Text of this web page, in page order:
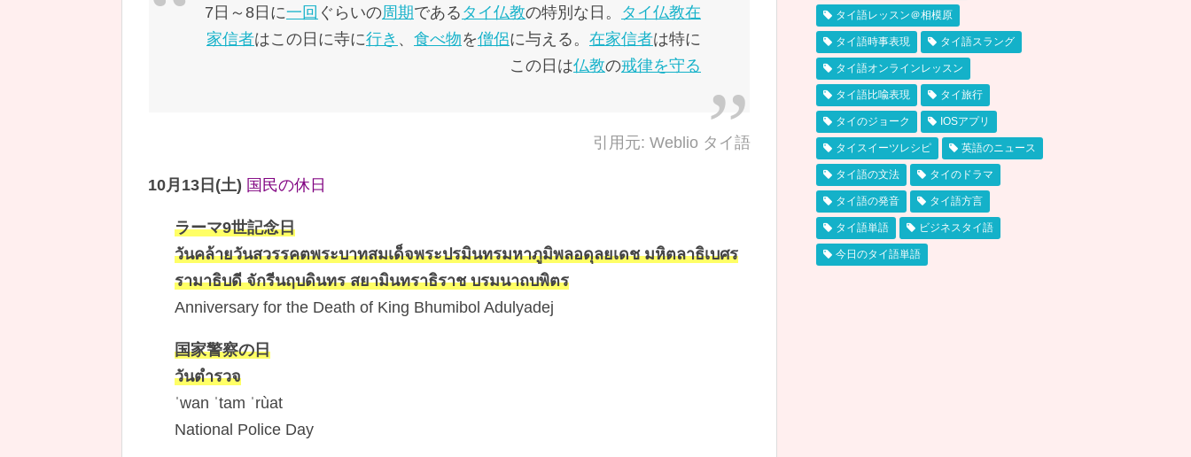
7日～8日に一回 ぐらいの周期である タイ仏教の特別な日。 タイ仏教在
家信者はこの日に寺に行き 、 食べ物を僧侶に与える。 在家信者は特に
この日は仏教の戒律を守る
引用元: Weblio タイ語
10月13日(土) 国民の休日
ラーマ9世記念日
วันคล้ายวันสวรรคตพระบาทสมเด็จพระปรมินทรมหาภูมิพลอดุลยเดช มหิตลาธิเบศร
รามาธิบดี จักรีนฤบดินทร สยามินทราธิราช บรมนาถบพิตร
Anniversary for the Death of King Bhumibol Adulyadej
国家警察の日
วันตำรวจ
ˈwan ˈtam ˈrùat
National Police Day
タイ語レッスン＠相模原
タイ語時事表現 タイ語スラング
タイ語オンラインレッスン
タイ語比喩表現 タイ旅行
タイのジョーク IOSアプリ
タイスイーツレシピ 英語のニュース
タイ語の文法 タイのドラマ
タイ語の発音 タイ語方言
タイ語単語 ビジネスタイ語
今日のタイ語単語